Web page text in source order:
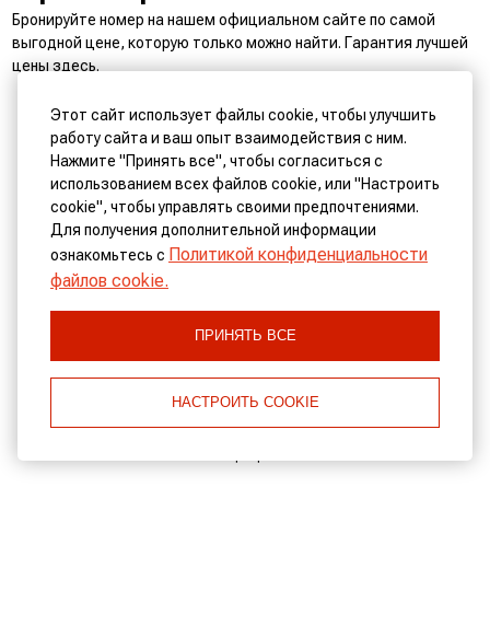
Этот сайт использует файлы cookie, чтобы улучшить
работу сайта и ваш опыт взаимодействия с ним.
Нажмите "Принять все", чтобы согласиться с
использованием всех файлов cookie, или "Настроить
cookie", чтобы управлять своими предпочтениями.
Для получения дополнительной информации
ознакомьтесь с Политикой конфиденциальности
файлов cookie.
ПРИНЯТЬ ВСЕ
НАСТРОИТЬ COOKIE
Бронируйте номер на нашем официальном сайте по самой
выгодной цене, которую только можно найти. Гарантия лучшей
цены здесь.
КОНТАКТЫ
Телефон:
+420 353 222 672
Рецепция